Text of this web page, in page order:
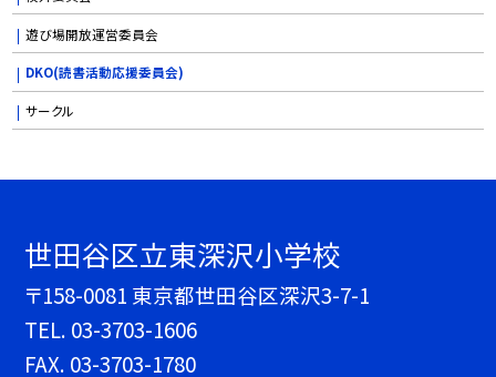
遊び場開放運営委員会
DKO(読書活動応援委員会)
サークル
世田谷区立東深沢小学校
〒158-0081 東京都世田谷区深沢3-7-1
TEL. 03-3703-1606
FAX. 03-3703-1780